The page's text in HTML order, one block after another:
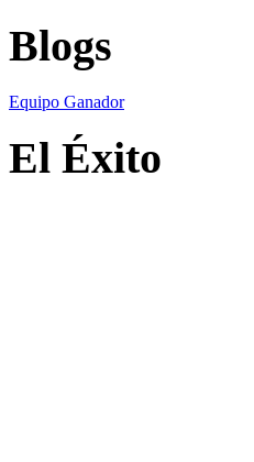
Blogs
Equipo Ganador
El Éxito